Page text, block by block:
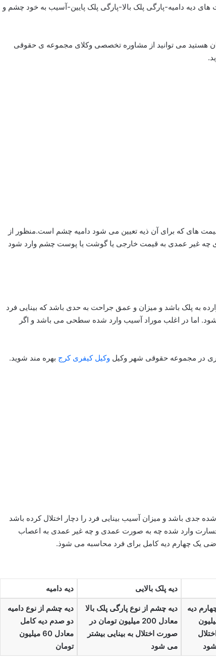
دامیه-پارگی پلک بالا-پارگی پلک پایین-آسیب به خود چشم و
هستید می توانید از مشاوره تخصصی وکلای مجموعه ی حقوقی
های که برای آن ذیه تعیین می شود دامیه چشم است.منظور از
غیر عمدی به قیمت خارجی یا گوشت یا پوست چشم وارد شود
به پلک باشد و میزان و عمق جراحت به حدی باشد که بینایی فرد
شود. اما در اغلب موراد آسیب وارد شده سطحی می باشد و اگر
در مجموعه حقوقی شهر وکیل وکیل کیفری کرج بهره مند شوید.
جدی باشد و میزان آسیب بینایی فرد را دچار اختلال کرده باشد
وارد شده چه به صورت عمدی و چه غیر عمدی به اعصاب
قاضی یک چهارم دیه کامل برای فرد محاسبه می شوذ.
دیه پلک بالایی دیه دامیه
دیه
300 میلیون
دیه چشم از نوع پارگی پلک بالا
معادل 200 میلیون تومان در
صورت اختلال به بینایی بیشتر
می شود
دیه چشم از نوع دامیه
دو صدم دیه کامل
معادل 60 میلیون
تومان